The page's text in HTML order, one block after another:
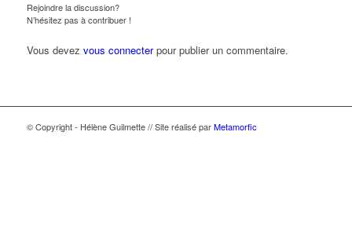
Rejoindre la discussion?
N’hésitez pas à contribuer !
Vous devez vous connecterpour publier un commentaire.
© Copyright - Hélène Guilmette // Site réalisé parMetamorfic